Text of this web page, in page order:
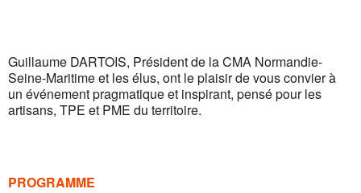
Guillaume DARTOIS, Président de la CMA Normandie-
Seine-Maritime et les élus, ont le plaisir de vous convier à
un événement pragmatique et inspirant, pensé pour les
artisans, TPE et PME du territoire.
PROGRAMME